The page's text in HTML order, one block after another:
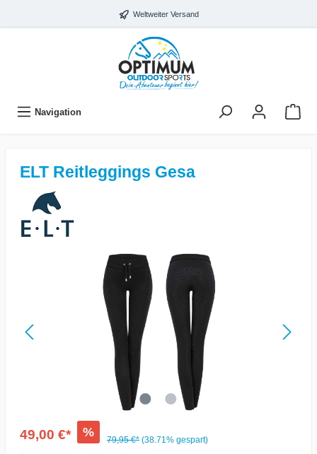
Weltweiter Versand
Navigation
ELT Reitleggings Gesa
49,00 €* %
79,95 €* (38.71% gespart)